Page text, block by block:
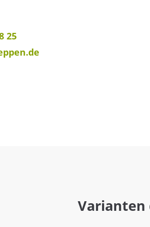
25
Varianten